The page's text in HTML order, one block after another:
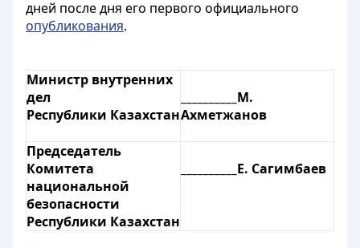
дней после дня его первого официального
опубликования.
Министр внутренних
дел
Республики Казахстан
__________М.
Ахметжанов
Председатель
Комитета
национальной
безопасности
Республики Казахстан
__________Е. Сагимбаев